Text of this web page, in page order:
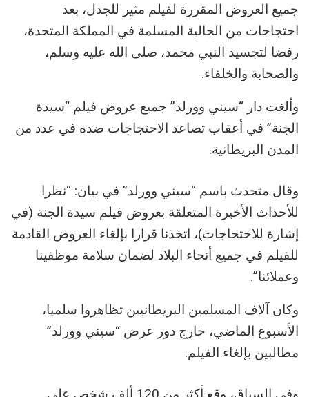
جميع العروض المقررة لفيلم مثير للجدل، بعد
احتجاجات من الجالية المسلمة في المملكة المتحدة،
رفضا لتجسيد النبي محمد، صلى الله عليه وسلم،
والصحابة والخلفاء.
وألغت دار “سيني وورلد” جميع عروض فيلم “سيدة
الجنة” في أعقاب تصاعد الاحتجاجات ضده في عدد من
المدن البريطانية.
وقال متحدث باسم “سيني وورلد” في بيان: “نظرا
للأحداث الأخيرة المتعلقة بعروض فيلم سيدة الجنة (في
إشارة للاحتجاجات)، اتخذنا قرارا بإلغاء العروض القادمة
للفيلم في جميع أنحاء البلاد لضمان سلامة موظفينا
وعملائنا”.
وكان آلاف المسلمين البريطانيين تظاهروا سلميا،
الأسبوع الماضي، خارج دور عرض “سيني وورلد”
مطالبين بإلغاء الفيلم.